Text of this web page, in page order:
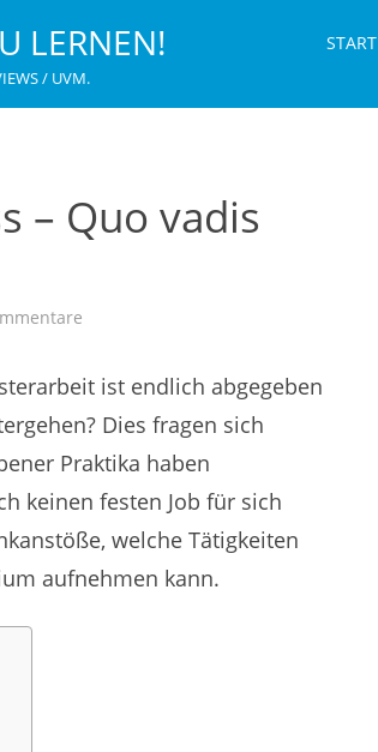
LERNEN!
/ UVM.
START
– Quo vadis
–
Quo
vadis
Studierende?
ist endlich abgegeben
Dies fragen sich
Praktika haben
keinen festen Job für sich
welche Tätigkeiten
aufnehmen kann.